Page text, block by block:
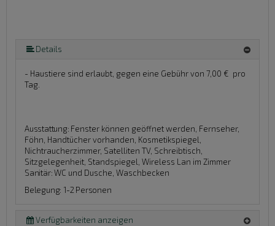
Details
- Haustiere sind erlaubt, gegen eine Gebühr von 7,00 € pro
Tag.
Ausstattung: Fenster können geöffnet werden, Fernseher,
Föhn, Handtücher vorhanden, Kosmetikspiegel,
Nichtraucherzimmer, Satelliten TV, Schreibtisch,
Sitzgelegenheit, Standspiegel, Wireless Lan im Zimmer
Sanitär:WC und Dusche, Waschbecken
Belegung: 1-2 Personen
Verfügbarkeiten anzeigen